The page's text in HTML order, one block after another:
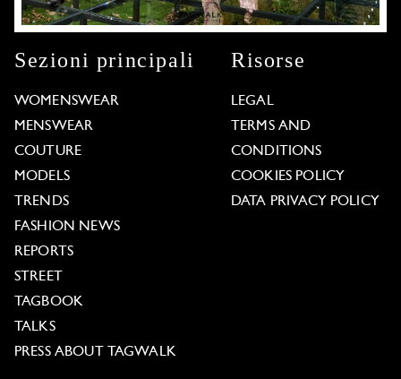
Sezioni principali
WOMENSWEAR
MENSWEAR
COUTURE
MODELS
TRENDS
FASHION NEWS
REPORTS
STREET
TAGBOOK
TALKS
PRESS ABOUT TAGWALK
Risorse
LEGAL
TERMS AND
CONDITIONS
COOKIES POLICY
DATA PRIVACY POLICY